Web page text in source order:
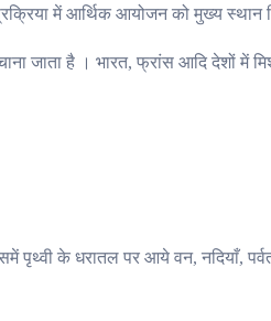
में आर्थिक आयोजन को मुख्य स्थान
जाता है । भारत, फ्रांस आदि देशों में
पृथ्वी के धरातल पर आये वन, नदियाँ,